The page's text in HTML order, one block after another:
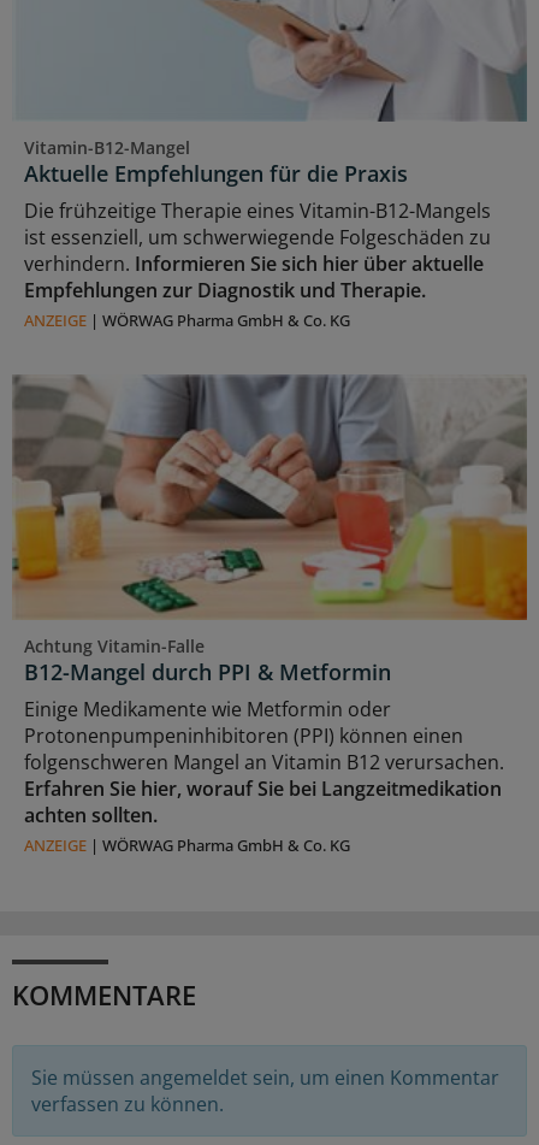
Vitamin-B12-Mangel
Aktuelle Empfehlungen für die Praxis
Die frühzeitige Therapie eines Vitamin-B12-Mangels
ist essenziell, um schwerwiegende Folgeschäden zu
verhindern. Informieren Sie sich hier über aktuelle
Empfehlungen zur Diagnostik und Therapie.
ANZEIGE | WÖRWAG Pharma GmbH & Co. KG
Achtung Vitamin-Falle
B12-Mangel durch PPI & Metformin
Einige Medikamente wie Metformin oder
Protonenpumpeninhibitoren (PPI) können einen
folgenschweren Mangel an Vitamin B12 verursachen.
Erfahren Sie hier, worauf Sie bei Langzeitmedikation
achten sollten.
ANZEIGE | WÖRWAG Pharma GmbH & Co. KG
KOMMENTARE
Sie müssen angemeldet sein, um einen Kommentar
verfassen zu können.